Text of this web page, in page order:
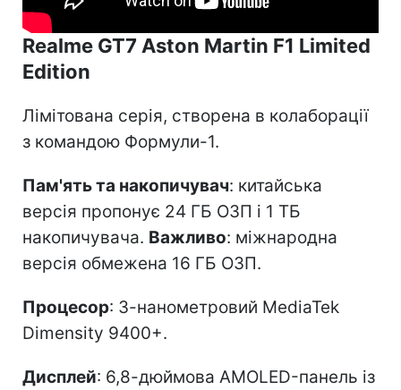
Realme GT7 Aston Martin F1 Limited
Edition
Лімітована серія, створена в колаборації
з командою Формули-1.
Пам'ять та накопичувач: китайська
версія пропонує 24 ГБ ОЗП і 1 ТБ
накопичувача. Важливо: міжнародна
версія обмежена 16 ГБ ОЗП.
Процесор: 3-нанометровий MediaTek
Dimensity 9400+.
Дисплей: 6,8-дюймова AMOLED-панель із